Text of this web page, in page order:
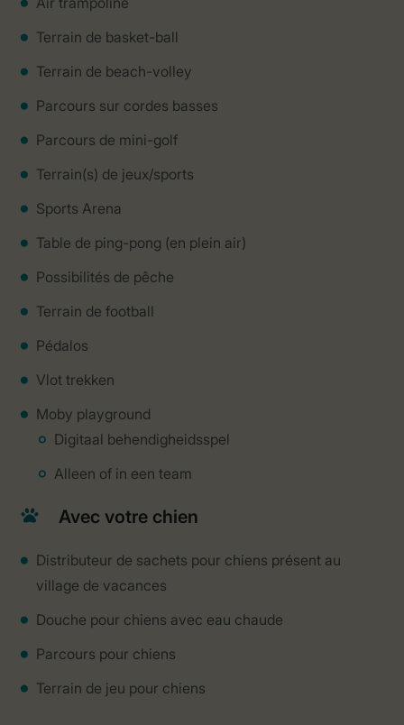
Terrain de basket-ball
Terrain de beach-volley
Parcours sur cordes basses
Parcours de mini-golf
Terrain(s) de jeux/sports
Sports Arena
Table de ping-pong (en plein air)
Possibilités de pêche
Terrain de football
Pédalos
Vlot trekken
Moby playground
Digitaal behendigheidsspel
Alleen of in een team
Avec votre chien
Distributeur de sachets pour chiens présent au
village de vacances
Douche pour chiens avec eau chaude
Parcours pour chiens
Terrain de jeu pour chiens